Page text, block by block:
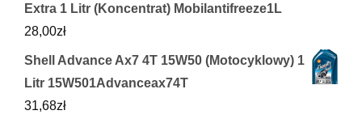
Extra 1 Litr (Koncentrat) Mobilantifreeze1L
28,00zł
Shell Advance Ax7 4T 15W50 (Motocyklowy) 1
Litr 15W501Advanceax74T
31,68zł